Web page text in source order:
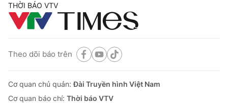
THỜI BÁO VTV
Theo dõi báo trên
Cơ quan chủ quản:Đài Truyền hình Việt Nam
Cơ quan báo chí: Thời báo VTV